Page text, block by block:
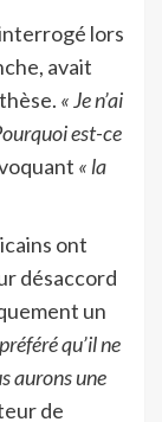
lors
avait
« Je n’ai
est-ce
« la
ont
désaccord
un
qu’il ne
aurons une
de